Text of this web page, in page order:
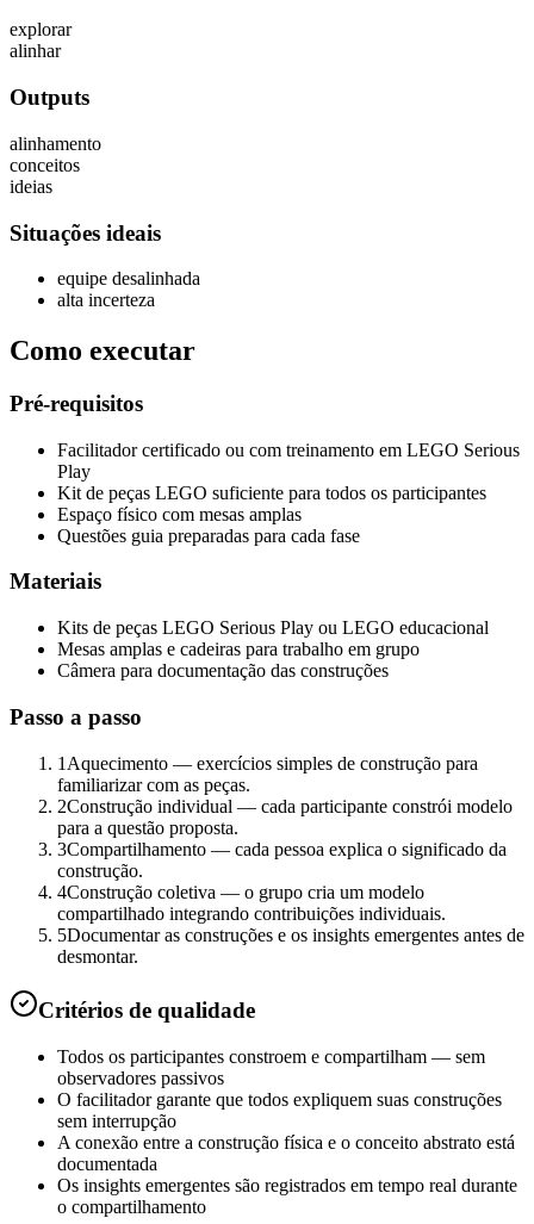
explorar
alinhar
Outputs
alinhamento
conceitos
ideias
Situações ideais
equipe desalinhada
alta incerteza
Como executar
Pré-requisitos
Facilitador certificado ou com treinamento em LEGO Serious
Play
Kit de peças LEGO suficiente para todos os participantes
Espaço físico com mesas amplas
Questões guia preparadas para cada fase
Materiais
Kits de peças LEGO Serious Play ou LEGO educacional
Mesas amplas e cadeiras para trabalho em grupo
Câmera para documentação das construções
Passo a passo
1 Aquecimento — exercícios simples de construção para
familiarizar com as peças.
2Construção individual — cada participante constrói modelo
para a questão proposta.
3Compartilhamento — cada pessoa explica o significado da
construção.
4Construção coletiva — o grupo cria um modelo
compartilhado integrando contribuições individuais.
5Documentar as construções e os insights emergentes antes de
desmontar.
Critérios de qualidade
Todos os participantes constroem e compartilham — sem
observadores passivos
O facilitador garante que todos expliquem suas construções
sem interrupção
A conexão entre a construção física e o conceito abstrato está
documentada
Os insights emergentes são registrados em tempo real durante
o compartilhamento